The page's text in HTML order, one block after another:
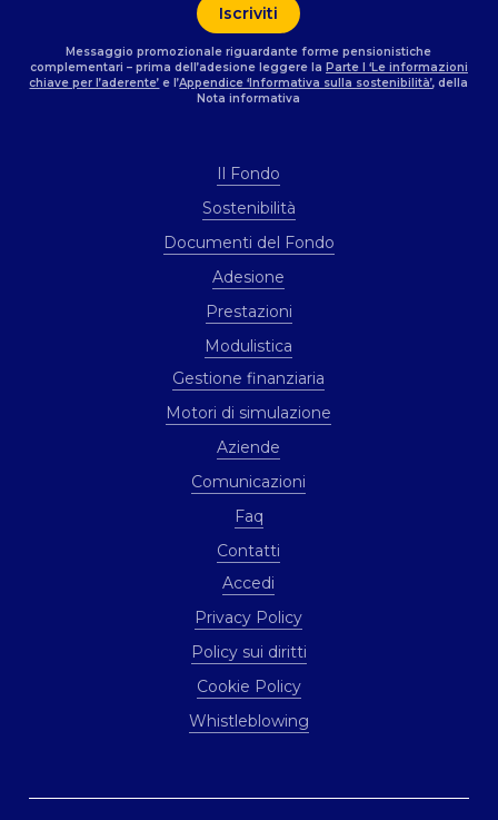
Messaggio promozionale riguardante forme pensionistiche
complementari – prima dell’adesione leggere la Parte I ‘Le informazioni
chiave per l’aderente’ e l’Appendice ‘Informativa sulla sostenibilità’, della
Nota informativa
Il Fondo
Sostenibilità
Documenti del Fondo
Adesione
Prestazioni
Modulistica
Gestione finanziaria
Motori di simulazione
Aziende
Comunicazioni
Faq
Contatti
Accedi
Privacy Policy
Policy sui diritti
Cookie Policy
Whistleblowing